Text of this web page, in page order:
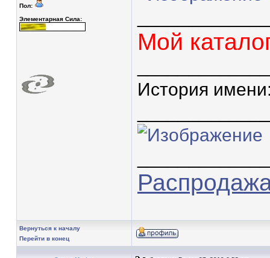
Пол:
Элементарная Сила:
Мой
История
Вернуться к началу
Перейти в конец